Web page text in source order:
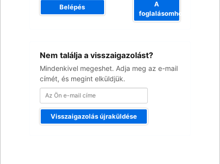
Belépés
A
foglalásomhoz
Nem találja a visszaigazolást?
Mindenkivel megeshet. Adja meg az e-mail
címét, és megint elküldjük.
Visszaigazolás újraküldése